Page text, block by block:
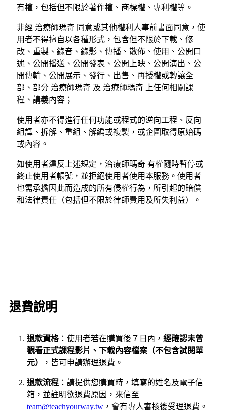
有權，包括但不限於著作權、商標權、專利權等。
非經 治療師瑪奇 同意或其他權利人事前書面同意，使
用者不得擅自以各種形式，包含但不限於下載、修
改、重製、錄音、錄影、傳播、散佈、使用、公開口
述、公開播送、公開發表、公開上映、公開演出、公
開傳輸、公開展示、發行、出售、再授權或轉讓全
部、部分 治療師瑪奇 及 治療師瑪奇 上任何相關課
程、講義內容；
使用者亦不得進行任何功能或程式的逆向工程、反向
組譯、拆解、重組、解編或複製，或企圖取得原始碼
或內容。
如使用者違反上述規定，治療師瑪奇 有權隨時暫停或
終止使用者帳號，並拒絕使用者使用本服務。使用者
也需承擔因此而造成的所有侵權行為，所引起的賠償
和法律責任（包括但不限於律師費用及所失利益）。
退費說明
退款資格：使用者若在購買後７日內， 經確認未曾
觀看正式課程影片、下載內容檔案（不包含試閱單
元）
，皆可申請辦理退費。
退款流程 ：請提供您購買時，填寫的姓名及電子信
箱，並註明欲退費原因，來信至
team@teachyourway.tw ，會有專人審核後受理退費。